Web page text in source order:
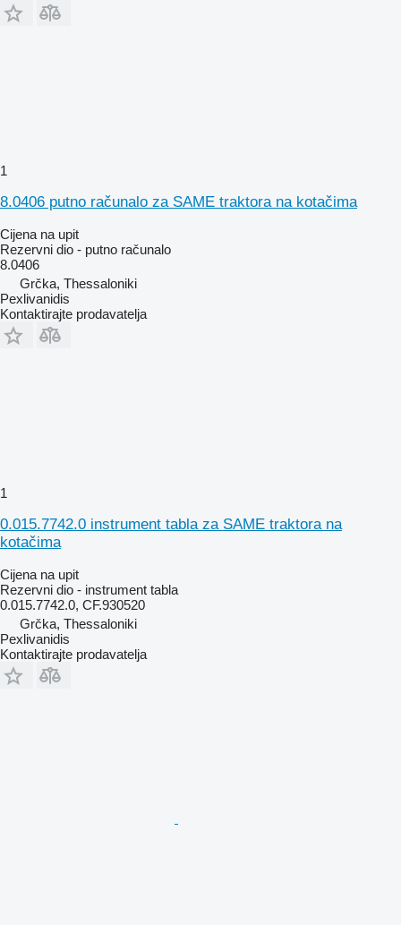
1
8.0406 putno računalo za SAME traktora na kotačima
Cijena na upit
Rezervni dio - putno računalo
8.0406
Grčka, Thessaloniki
Pexlivanidis
Kontaktirajte prodavatelja
1
0.015.7742.0 instrument tabla za SAME traktora na
kotačima
Cijena na upit
Rezervni dio - instrument tabla
0.015.7742.0, CF.930520
Grčka, Thessaloniki
Pexlivanidis
Kontaktirajte prodavatelja